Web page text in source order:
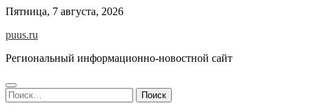
Skip
content
Пятница, 7 августа, 2026
puus.ru
Региональный информационно-новостной сайт
Найти: